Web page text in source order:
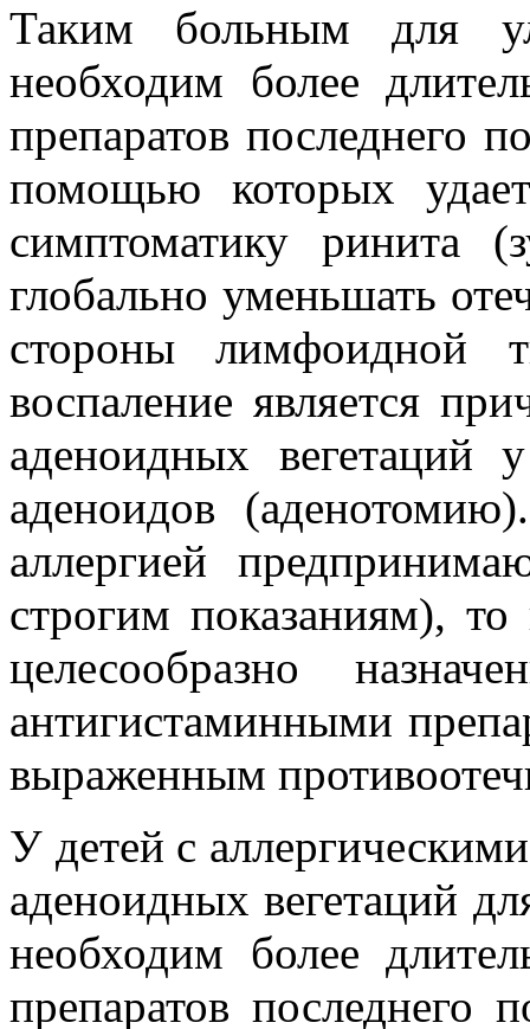
Таким больным для
необходим более
препаратов последнего
помощью которых
симптоматику ринита
глобально уменьшать
стороны лимфоидной
воспаление является
аденоидных вегетаций
аденоидов
аллергией
строгим показаниям),
целесообразно
антигистаминными
выраженным
У детей с
аденоидных вегетаций
необходим более
препаратов последнего